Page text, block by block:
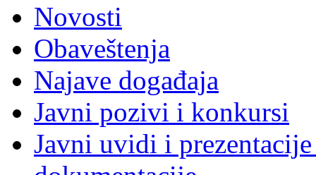
Novosti
Obaveštenja
Najave događaja
Javni pozivi i konkursi
Javni uvidi i